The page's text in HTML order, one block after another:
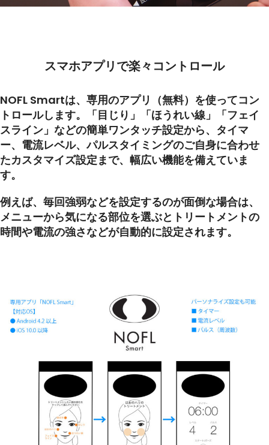
スマホアプリで楽々コントロール
NOFL Smartは、専用のアプリ（無料）を使ってコン
トロールします。「目じり」「ほうれい線」「フェイ
スライン」などの簡単ワンタッチ設定から、タイマ
ー、電流レベル、パルスタイミングのご自身に合わせ
たカスタマイズ設定まで、幅広い機能を備えていま
す。
例えば、毎回強弱などを設定するのが面倒な場合は、
メニューから気になる部位を選ぶとトリートメントの
時間や電流の強さなどが自動的に設定されます。